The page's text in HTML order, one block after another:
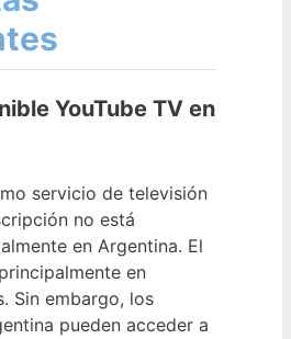
YouTube TV en
servicio de televisión
no está
en Argentina. El
en
Sin embargo, los
pueden acceder a